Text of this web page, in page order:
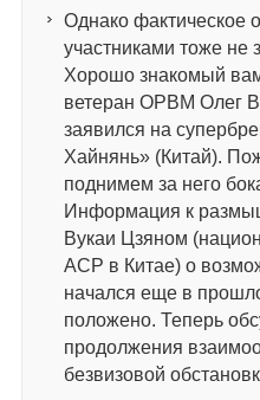
Однако фактическое
участниками тоже не
Хорошо знакомый
ветеран ОРВМ Олег
заявился на
Хайнянь» (Китай).
поднимем за него
Информация к
Вукаи Цзяном
АСР в Китае) о
начался еще в
положено. Теперь
продолжения
безвизовой